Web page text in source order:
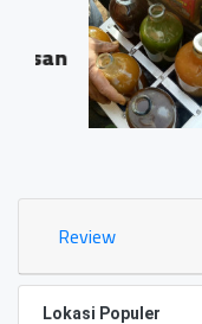
Review
Lokasi Populer